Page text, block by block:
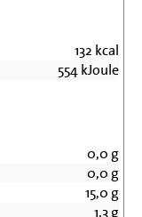
132 kcal
554kJoule
0,0 g
0,0 g
15,0 g
1,3g